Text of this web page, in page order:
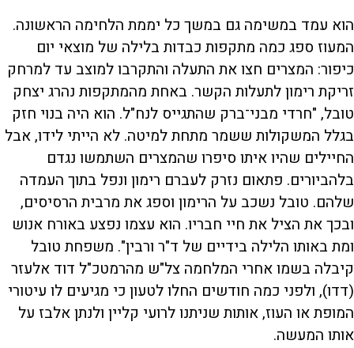
הוא עמד במשימה גם במשך כל יממת הלחימה הראשונה.
המעוז ספג כמה מתקפות כבדות בלילה של מוצאי יום
כיפור: המצרים חצו את התעלה והתקרבו למוצב עד למרחק
זריקת רימון לתעלות הקשר. באחת מהמתקפות נהרג יצחק
טובל, "חרדי מבני־ברק שהתגייס לנח"ל. הוא היה בנוי חזק
בגלל המשקולות ששמר מתחת למיטה. לא הייתי לידו, אבל
החיילים שהיו איתו סיפרו שהמצרים השתמשו נגדם
בלהביורים. פתאום נזרק לעברם רימון ונפל בתוך העמדה
שלהם. טובל נשכב על הרימון וספג את מרבית הרסיסים,
ובכך את הציל את חיי חבריו. הוא עצמו נפצע באורח אנוש
ומת באותו הלילה בידיים של ד"ר ורבין". משפחת טובל
קיבלה בשמו אחרי המלחמה צל"ש מהרמטכ"ל דוד אלעזר
(דדו), ולפני כמה חודשים החלו לטעון כי מגיעים לו עיטורי
המופת או העוז, אותות שניתנו לרועי קליין ולנתן אלבז על
אותו המעשה.